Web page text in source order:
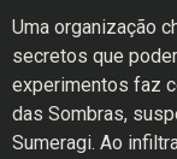
Uma organização
secretos que
experimentos faz
das Sombras,
Sumeragi. Ao